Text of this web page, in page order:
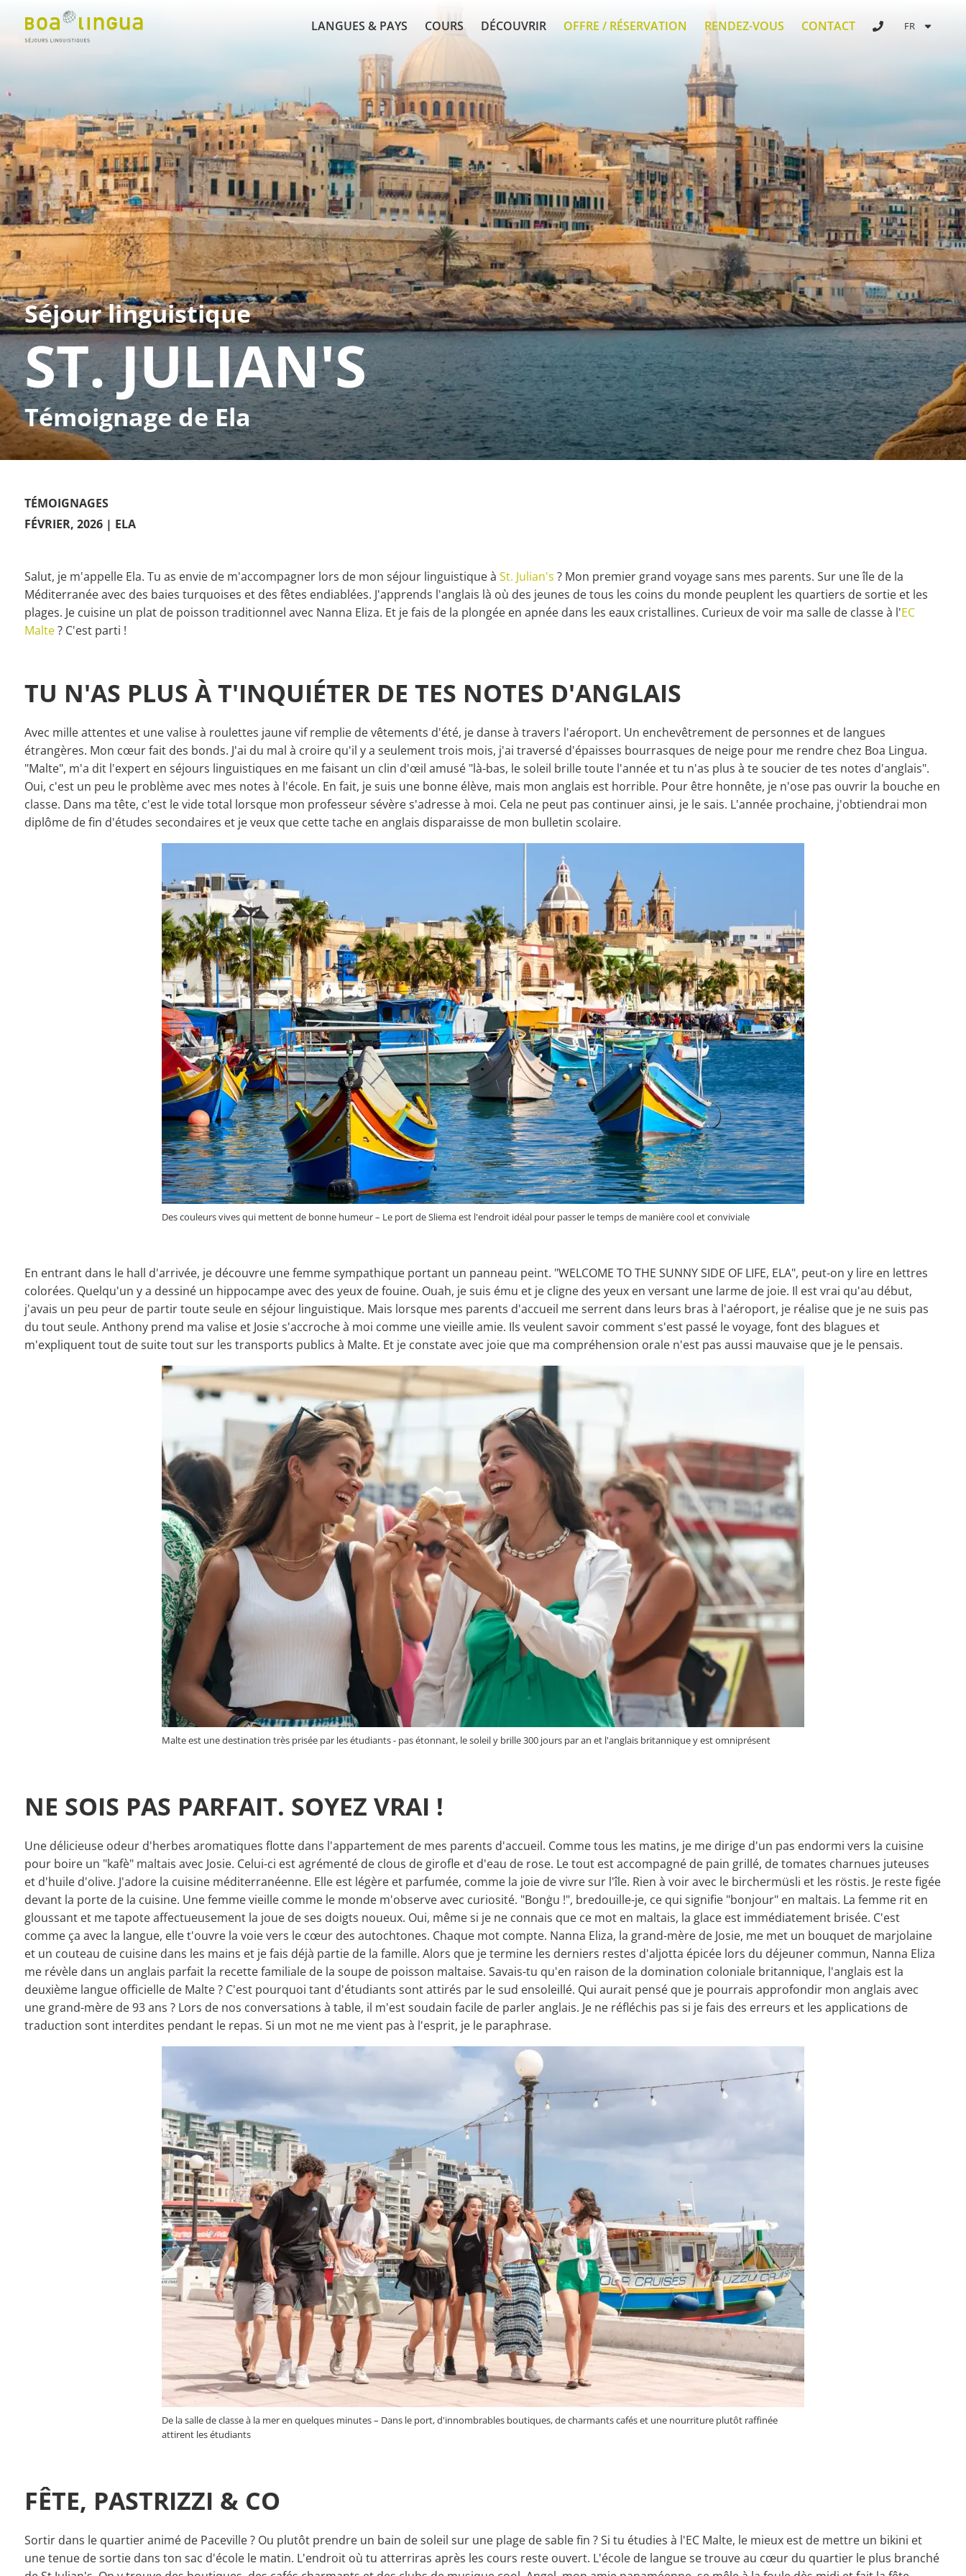
LANGUES & PAYS COURS DÉCOUVRIR OFFRE / RÉSERVATION RENDEZ-VOUS CONTACT FR
Séjour linguistique
ST. JULIAN'S
Témoignage de Ela
TÉMOIGNAGES
FÉVRIER, 2026 | ELA
Salut, je m'appelle Ela. Tu as envie de m'accompagner lors de mon séjour linguistique à St. Julian's ? Mon premier grand voyage sans mes parents. Sur une île de la
Méditerranée avec des baies turquoises et des fêtes endiablées. J'apprends l'anglais là où des jeunes de tous les coins du monde peuplent les quartiers de sortie et les
plages. Je cuisine un plat de poisson traditionnel avec Nanna Eliza. Et je fais de la plongée en apnée dans les eaux cristallines. Curieux de voir ma salle de classe à l'EC
Malte? C'est parti !
TU N'AS PLUS À T'INQUIÉTER DE TES NOTES D'ANGLAIS
Avec mille attentes et une valise à roulettes jaune vif remplie de vêtements d'été, je danse à travers l'aéroport. Un enchevêtrement de personnes et de langues
étrangères. Mon cœur fait des bonds. J'ai du mal à croire qu'il y a seulement trois mois, j'ai traversé d'épaisses bourrasques de neige pour me rendre chez Boa Lingua.
"Malte", m'a dit l'expert en séjours linguistiques en me faisant un clin d'œil amusé "là-bas, le soleil brille toute l'année et tu n'as plus à te soucier de tes notes d'anglais".
Oui, c'est un peu le problème avec mes notes à l'école. En fait, je suis une bonne élève, mais mon anglais est horrible. Pour être honnête, je n'ose pas ouvrir la bouche en
classe. Dans ma tête, c'est le vide total lorsque mon professeur sévère s'adresse à moi. Cela ne peut pas continuer ainsi, je le sais. L'année prochaine, j'obtiendrai mon
diplôme de fin d'études secondaires et je veux que cette tache en anglais disparaisse de mon bulletin scolaire.
Des couleurs vives qui mettent de bonne humeur – Le port de Sliema est l'endroit idéal pour passer le temps de manière cool et conviviale
En entrant dans le hall d'arrivée, je découvre une femme sympathique portant un panneau peint. "WELCOME TO THE SUNNY SIDE OF LIFE, ELA", peut-on y lire en lettres
colorées. Quelqu'un y a dessiné un hippocampe avec des yeux de fouine. Ouah, je suis ému et je cligne des yeux en versant une larme de joie. Il est vrai qu'au début,
j'avais un peu peur de partir toute seule en séjour linguistique. Mais lorsque mes parents d'accueil me serrent dans leurs bras à l'aéroport, je réalise que je ne suis pas
du tout seule. Anthony prend ma valise et Josie s'accroche à moi comme une vieille amie. Ils veulent savoir comment s'est passé le voyage, font des blagues et
m'expliquent tout de suite tout sur les transports publics à Malte. Et je constate avec joie que ma compréhension orale n'est pas aussi mauvaise que je le pensais.
Malte est une destination très prisée par les étudiants - pas étonnant, le soleil y brille 300 jours par an et l'anglais britannique y est omniprésent
NE SOIS PAS PARFAIT. SOYEZ VRAI !
Une délicieuse odeur d'herbes aromatiques flotte dans l'appartement de mes parents d'accueil. Comme tous les matins, je me dirige d'un pas endormi vers la cuisine
pour boire un "kafè" maltais avec Josie. Celui-ci est agrémenté de clous de girofle et d'eau de rose. Le tout est accompagné de pain grillé, de tomates charnues juteuses
et d'huile d'olive. J'adore la cuisine méditerranéenne. Elle est légère et parfumée, comme la joie de vivre sur l'île. Rien à voir avec le birchermüsli et les röstis. Je reste figée
devant la porte de la cuisine. Une femme vieille comme le monde m'observe avec curiosité. "Bonġu !", bredouille-je, ce qui signifie "bonjour" en maltais. La femme rit en
gloussant et me tapote affectueusement la joue de ses doigts noueux. Oui, même si je ne connais que ce mot en maltais, la glace est immédiatement brisée. C'est
comme ça avec la langue, elle t'ouvre la voie vers le cœur des autochtones. Chaque mot compte. Nanna Eliza, la grand-mère de Josie, me met un bouquet de marjolaine
et un couteau de cuisine dans les mains et je fais déjà partie de la famille. Alors que je termine les derniers restes d'aljotta épicée lors du déjeuner commun, Nanna Eliza
me révèle dans un anglais parfait la recette familiale de la soupe de poisson maltaise. Savais-tu qu'en raison de la domination coloniale britannique, l'anglais est la
deuxième langue officielle de Malte ? C'est pourquoi tant d'étudiants sont attirés par le sud ensoleillé. Qui aurait pensé que je pourrais approfondir mon anglais avec
une grand-mère de 93 ans ? Lors de nos conversations à table, il m'est soudain facile de parler anglais. Je ne réfléchis pas si je fais des erreurs et les applications de
traduction sont interdites pendant le repas. Si un mot ne me vient pas à l'esprit, je le paraphrase.
De la salle de classe à la mer en quelques minutes – Dans le port, d'innombrables boutiques, de charmants cafés et une nourriture plutôt raffinée
attirent les étudiants
FÊTE, PASTRIZZI & CO
Sortir dans le quartier animé de Paceville ? Ou plutôt prendre un bain de soleil sur une plage de sable fin ? Si tu étudies à l'EC Malte, le mieux est de mettre un bikini et
une tenue de sortie dans ton sac d'école le matin. L'endroit où tu atterriras après les cours reste ouvert. L'école de langue se trouve au cœur du quartier le plus branché